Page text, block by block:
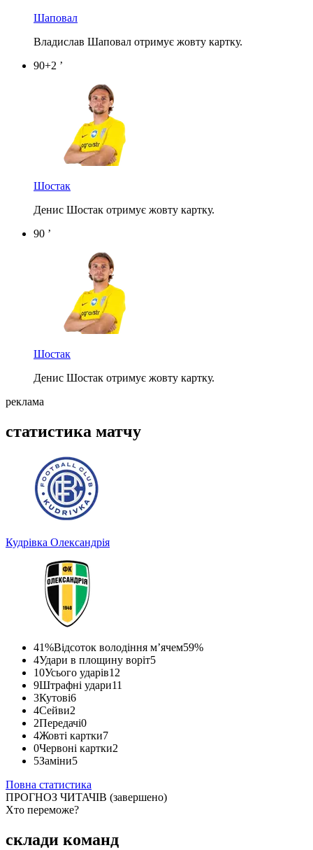
Шаповал
Владислав Шаповал отримує жовту картку.
90+2 ’
Шостак
Денис Шостак отримує жовту картку.
90 ’
Шостак
Денис Шостак отримує жовту картку.
реклама
статистика матчу
Кудрівка Олександрія
41%Відсоток володіння м’ячем59%
4Удари в площину воріт5
10Усього ударів12
9Штрафні удари11
3Кутові6
4Сейви2
2Передачі0
4Жовті картки7
0Червоні картки2
5Заміни5
Повна статистика
ПРОГНОЗ ЧИТАЧІВ (завершено)
Хто переможе?
Найпопулярніший рахунок
склади команд